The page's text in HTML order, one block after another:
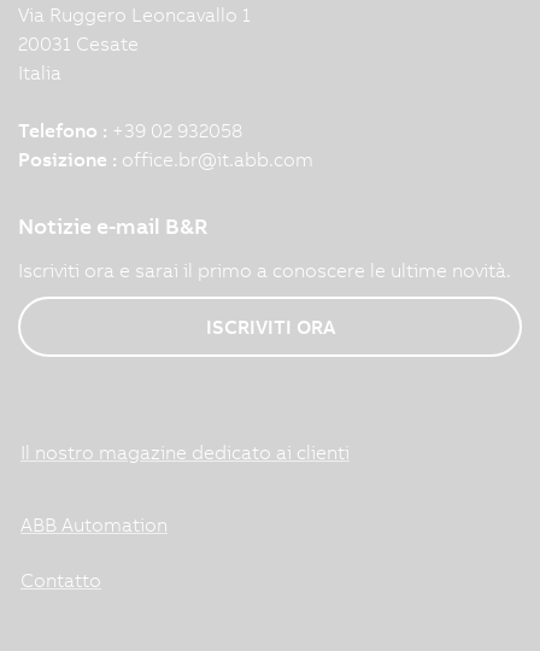
Via Ruggero Leoncavallo 1
20031 Cesate
Italia
Telefono : +39 02 932058
Posizione : office.br@it.abb.com
Notizie e-mail B&R
Iscriviti ora e sarai il primo a conoscere le ultime novità.
ISCRIVITI ORA
Il nostro magazine dedicato ai clienti
ABB Automation
Contatto